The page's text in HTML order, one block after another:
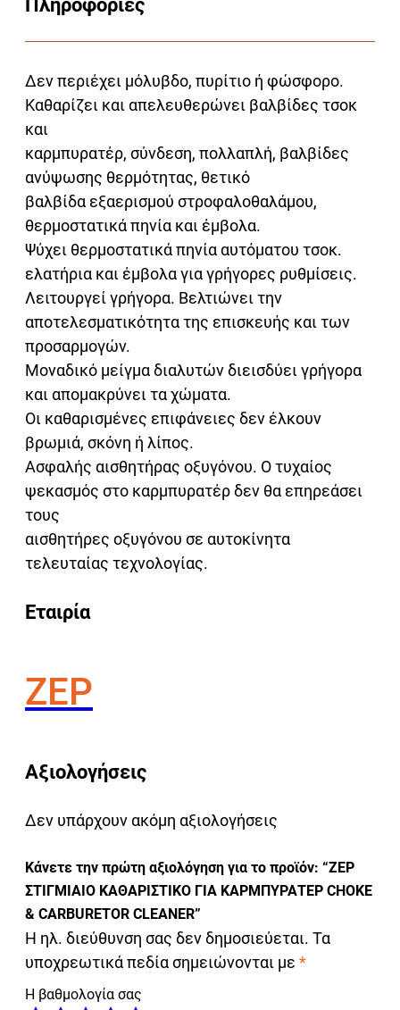
Δεν περιέχει μόλυβδο, πυρίτιο ή φώσφορο.
Καθαρίζει και απελευθερώνει βαλβίδες τσοκ
και
καρμπυρατέρ, σύνδεση, πολλαπλή, βαλβίδες
ανύψωσης θερμότητας, θετικό
βαλβίδα εξαερισμού στροφαλοθαλάμου,
θερμοστατικά πηνία και έμβολα.
Ψύχει θερμοστατικά πηνία αυτόματου τσοκ.
ελατήρια και έμβολα για γρήγορες ρυθμίσεις.
Λειτουργεί γρήγορα. Βελτιώνει την
αποτελεσματικότητα της επισκευής και των
προσαρμογών.
Μοναδικό μείγμα διαλυτών διεισδύει γρήγορα
και απομακρύνει τα χώματα.
Οι καθαρισμένες επιφάνειες δεν έλκουν
βρωμιά, σκόνη ή λίπος.
Ασφαλής αισθητήρας οξυγόνου. Ο τυχαίος
ψεκασμός στο καρμπυρατέρ δεν θα επηρεάσει
τους
αισθητήρες οξυγόνου σε αυτοκίνητα
τελευταίας τεχνολογίας.
Εταιρία
ZEP
Αξιολογήσεις
Δεν υπάρχουν ακόμη αξιολογήσεις
Κάνετε την πρώτη αξιολόγηση για το προϊόν: “ZEP
ΣΤΙΓΜΙΑΙΟ ΚΑΘΑΡΙΣΤΙΚΟ ΓΙΑ ΚΑΡΜΠΥΡΑΤΕΡ CHOKE
& CARBURETOR CLEANER”
Η ηλ. διεύθυνση σας δεν δημοσιεύεται. Τα
υποχρεωτικά πεδία σημειώνονται με *
Η βαθμολογία σας